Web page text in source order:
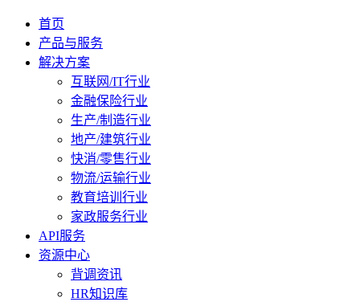
首页
产品与服务
解决方案
互联网/IT行业
金融保险行业
生产/制造行业
地产/建筑行业
快消/零售行业
物流/运输行业
教育培训行业
家政服务行业
API服务
资源中心
背调资讯
HR知识库